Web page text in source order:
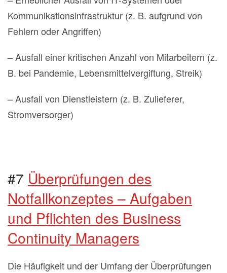
Kommunikationsinfrastruktur (z. B. aufgrund von
Fehlern oder Angriffen)
– Ausfall einer kritischen Anzahl von Mitarbeitern (z.
B. bei Pandemie, Lebensmittelvergiftung, Streik)
– Ausfall von Dienstleistern (z. B. Zulieferer,
Stromversorger)
#7 Überprüfungen des
Notfallkonzeptes – Aufgaben
und Pflichten des Business
Continuity Managers
Die Häufigkeit und der Umfang der Überprüfungen